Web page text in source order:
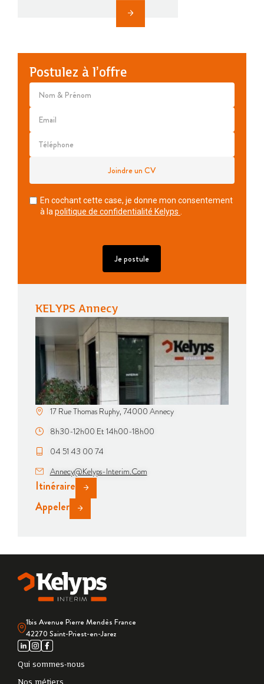
Postulez à l’offre
Joindre un CV
En cochant cette case, je donne mon consentement
à la politique de confidentialité Kelyps
KELYPS Annecy
17 Rue Thomas Ruphy, 74000 Annecy
8h30-12h00 Et 14h00-18h00
04 51 43 00 74
Annecy@kelyps-Interim.com
Itinéraire
Appeler
1bis Avenue Pierre Mendès France
42270 Saint-Priest-en-Jarez
Qui sommes-nous